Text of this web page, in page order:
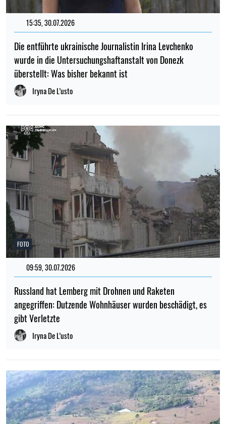
15:35, 30.07.2026
Die entführte ukrainische Journalistin Irina Levchenko
wurde in die Untersuchungshaftanstalt von Donezk
überstellt: Was bisher bekannt ist
Iryna De L’usto
FOTO
09:59, 30.07.2026
Russland hat Lemberg mit Drohnen und Raketen
angegriffen: Dutzende Wohnhäuser wurden beschädigt, es
gibt Verletzte
Iryna De L’usto